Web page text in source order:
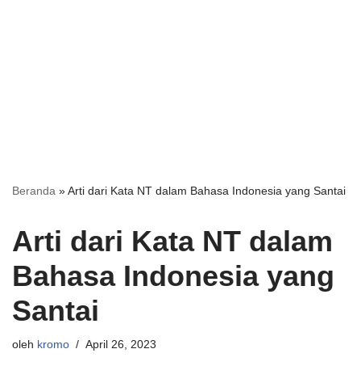
Beranda »Arti dari Kata NT dalam Bahasa Indonesia yang Santai
Arti dari Kata NT dalam
Bahasa Indonesia yang
Santai
oleh kromo April 26, 2023